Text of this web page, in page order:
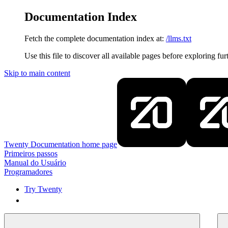
Documentation Index
Fetch the complete documentation index at: /llms.txt
Use this file to discover all available pages before exploring
Skip to main content
Twenty Documentation home page
Primeiros passos
Manual do Usuário
Programadores
Try Twenty